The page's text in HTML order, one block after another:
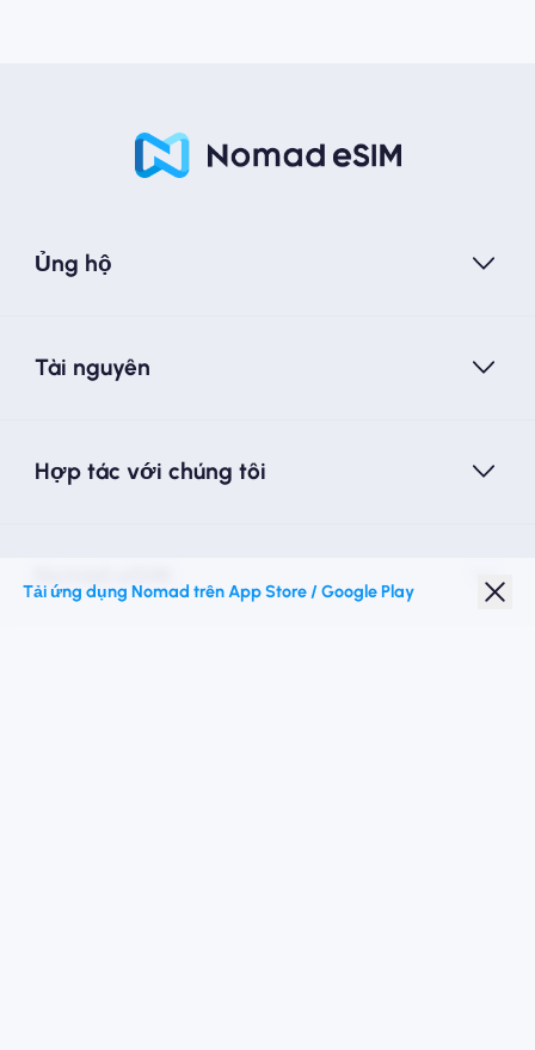
Ủng hộ
Tài nguyên
Hợp tác với chúng tôi
Tải ứng dụng Nomad trên App Store / Google Play